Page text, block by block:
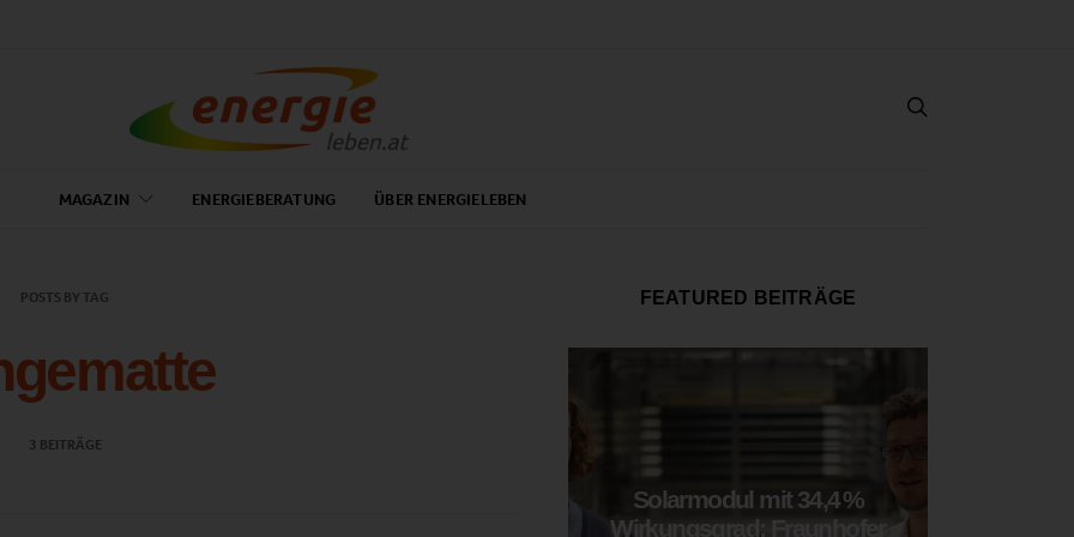
MAGAZIN ENERGIEBERATUNG ÜBER ENERGIELEBEN
POSTS BY TAG
3 BEITRÄGE
FEATURED BEITRÄGE
Solarmodul mit 34,4 %
Wirkungsgrad: Fraunhofer